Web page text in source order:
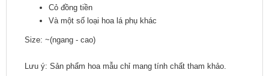
Cỏ đồng tiền
Và một số loại hoa lá phụ khác
Size: ~(ngang - cao)
Lưu ý: Sản phẩm hoa mẫu chỉ mang tính chất tham khảo.